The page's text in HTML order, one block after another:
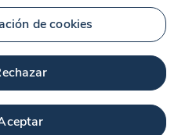
101 min
de cookies